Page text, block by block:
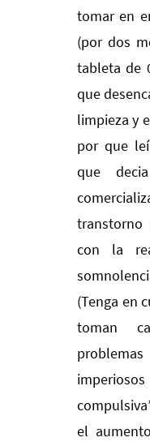
tomar en
(por dos
tableta de
que
limpieza y
por que
que
transtorno
con la
(Tenga en
toman
el